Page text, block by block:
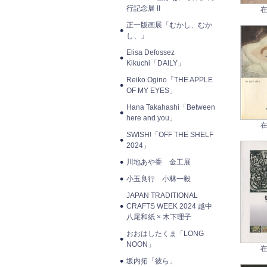
行記念展 II
正一版画展「むかし、むか
し、」
Elisa Defossez
Kikuchi「DAILY」
Reiko Ogino「THE APPLE
OF MY EYES」
Hana Takahashi「Between
here and you」
SWISH!「OFF THE SHELF
2024」
川地あや香 金工展
小玉良行 小林一毅
JAPAN TRADITIONAL
CRAFTS WEEK 2024 越中
八尾和紙 × 木下理子
おおはしたくま「LONG
NOON」
坂内拓「彼ら」